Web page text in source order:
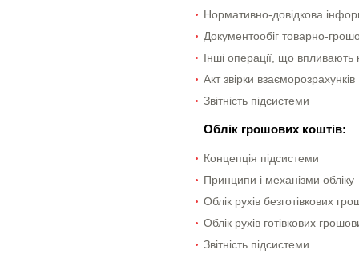
Нормативно-довідкова
Документообіг товарно-
Інші операції, що впливають
Акт звірки взаєморозрахунків
Звітність підсистеми
Облік грошових коштів:
Концепція підсистеми
Принципи і механізми обліку
Облік рухів безготівкових
Облік рухів готівкових
Звітність підсистеми